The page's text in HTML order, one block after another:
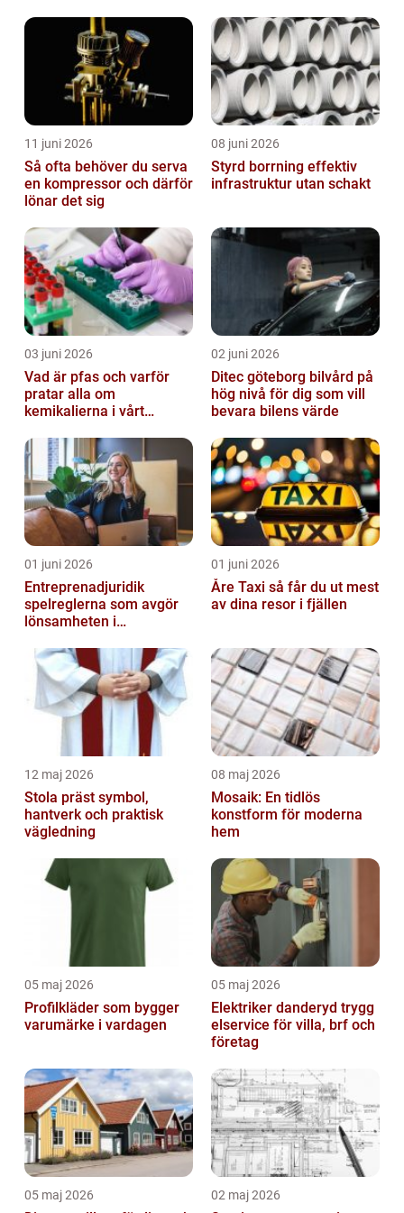
11 juni 2026
Så ofta behöver du serva
en kompressor och därför
lönar det sig
08 juni 2026
Styrd borrning effektiv
infrastruktur utan schakt
03 juni 2026
Vad är pfas och varför
pratar alla om
kemikalierna i vårt
02 juni 2026
Ditec göteborg bilvård på
hög nivå för dig som vill
bevara bilens värde
01 juni 2026
Entreprenadjuridik
spelreglerna som avgör
lönsamheten i
01 juni 2026
Åre Taxi så får du ut mest
av dina resor i fjällen
12 maj 2026
Stola präst symbol,
hantverk och praktisk
vägledning
08 maj 2026
Mosaik: En tidlös
konstform för moderna
hem
05 maj 2026
Profilkläder som bygger
varumärke i vardagen
05 maj 2026
Elektriker danderyd trygg
elservice för villa, brf och
företag
05 maj 2026 02 maj 2026